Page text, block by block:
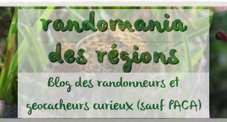
Aller
au
contenu
principal
randomania
des régions
Blog des randonneurs et
geocacheurs curieux (sauf PACA)